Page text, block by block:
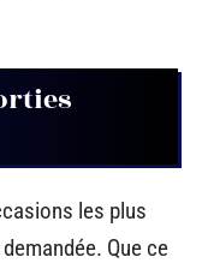
les plus
Que ce